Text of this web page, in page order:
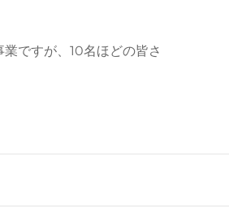
ですが、10名ほどの皆さ